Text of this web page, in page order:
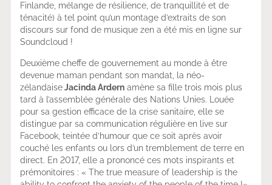
Finlande, mélange de résilience, de tranquillité et de
ténacité) à tel point qu’un montage d’extraits de son
discours sur fond de musique zen a été mis en ligne sur
Soundcloud !
Deuxième cheffe de gouvernement au monde à être
devenue maman pendant son mandat, la néo-
zélandaiseJacinda Ardernamène sa fille trois mois plus
tard à l’assemblée générale des Nations Unies. Louée
pour sa gestion efficace de la crise sanitaire, elle se
distingue par sa communication régulière en live sur
Facebook, teintée d’humour que ce soit après avoir
couché les enfants ou lors d’un tremblement de terre en
direct. En 2017, elle a prononcé ces mots inspirants et
prémonitoires : « The true measure of leadership is the